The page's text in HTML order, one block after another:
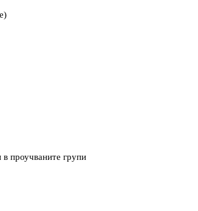
проучваните групи